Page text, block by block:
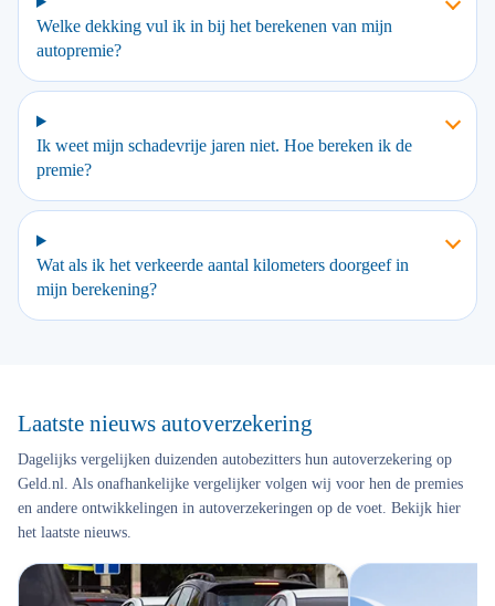
Welke dekking vul ik in bij het berekenen van mijn
autopremie?
Ik weet mijn schadevrije jaren niet. Hoe bereken ik de
premie?
Wat als ik het verkeerde aantal kilometers doorgeef in
mijn berekening?
Laatste nieuws autoverzekering
Dagelijks vergelijken duizenden autobezitters hun autoverzekering op
Geld.nl. Als onafhankelijke vergelijker volgen wij voor hen de premies
en andere ontwikkelingen in autoverzekeringen op de voet. Bekijk hier
het laatste nieuws.